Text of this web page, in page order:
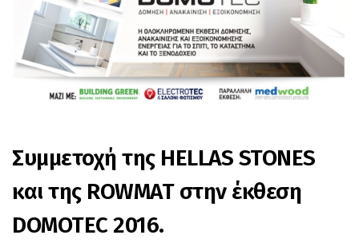
Συμμετοχή της HELLAS STONES
και της ROWMAT στην έκθεση
DOMOTEC 2016.